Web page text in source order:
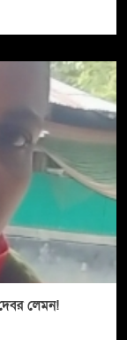
দেবর লেমন!